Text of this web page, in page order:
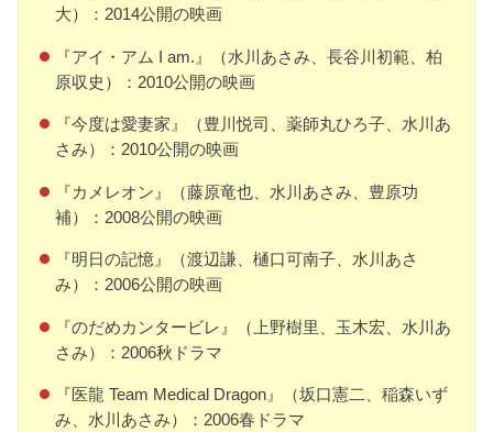
大）：2014公開の映画
『アイ・アム I am.』（水川あさみ、長谷川初範、柏
原収史）：2010公開の映画
『今度は愛妻家』（豊川悦司、薬師丸ひろ子、水川あ
さみ）：2010公開の映画
『カメレオン』（藤原竜也、水川あさみ、豊原功
補）：2008公開の映画
『明日の記憶』（渡辺謙、樋口可南子、水川あさ
み）：2006公開の映画
『のだめカンタービレ』（上野樹里、玉木宏、水川あ
さみ）：2006秋ドラマ
『医龍 Team Medical Dragon』（坂口憲二、稲森いず
み、水川あさみ）：2006春ドラマ